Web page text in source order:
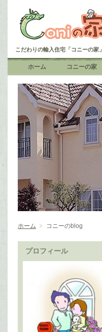
こだわりの輸入住宅「コニーの
ホーム コニーの家
ホーム コニーのblog
プロフィール